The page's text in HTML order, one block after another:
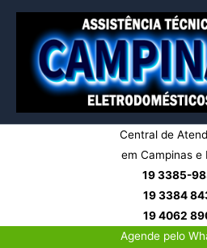
conteúdo
Central de
em Campinas e
19 3385-
19 3384
19 4062
Agende pelo